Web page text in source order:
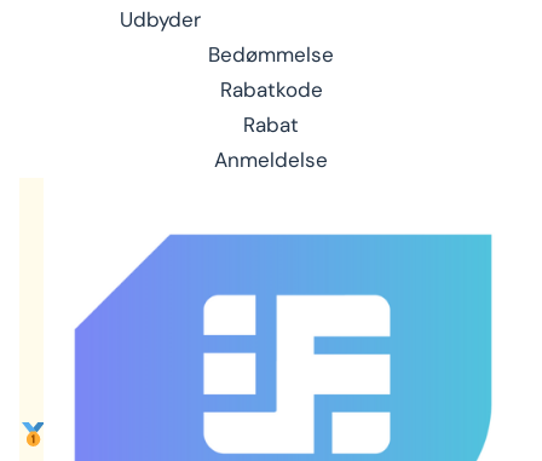
Udbyder
Bedømmelse
Rabatkode
Rabat
Anmeldelse